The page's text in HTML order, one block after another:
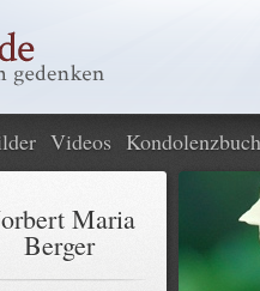
Videos Kondolenzbuch
Maria
Berger